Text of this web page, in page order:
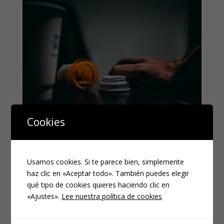
El delito de tráfico de
drogas en el Código
Penal español.
DIC 14, 2022|PENAL
Tipo básico. Conforme el artículo 368, párrafo
Cookies
Usamos cookies. Si te parece bien, simplemente
haz clic en «Aceptar todo». También puedes elegir
qué tipo de cookies quieres haciendo clic en
«Ajustes». Lee nuestra política de cookies